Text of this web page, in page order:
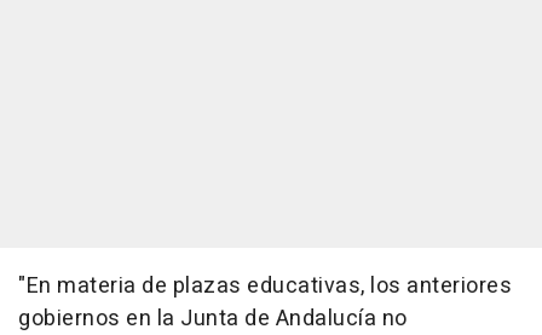
"En materia de plazas educativas, los anteriores
gobiernos en la Junta de Andalucía no